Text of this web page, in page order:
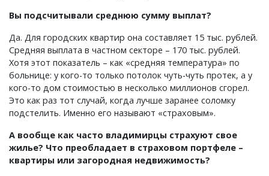
Вы подсчитывали среднюю сумму выплат?
Да. Для городских квартир она составляет 15 тыс. рублей.
Средняя выплата в частном секторе – 170 тыс. рублей.
Хотя этот показатель – как «средняя температура» по
больнице: у кого-то только потолок чуть-чуть протек, а у
кого-то дом стоимостью в несколько миллионов сгорел.
Это как раз тот случай, когда лучше заранее соломку
подстелить. Именно его называют «страховым».
А вообще как часто владимирцы страхуют свое
жилье? Что преобладает в страховом портфеле –
квартиры или загородная недвижимость?